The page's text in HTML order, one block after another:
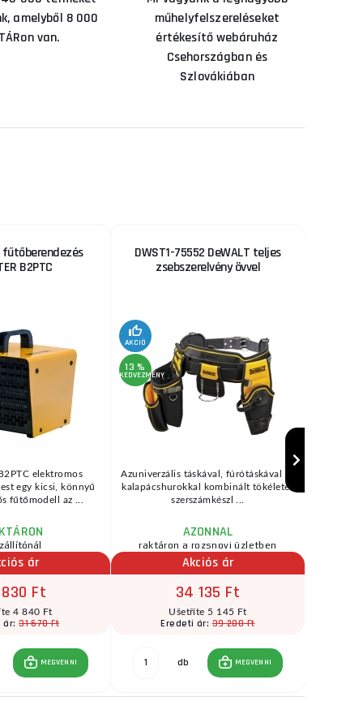
amelyből 8 000
van.
műhelyfelszereléseket
értékesítő webáruház
Csehországban és
Szlovákiában
fűtőberendezés
B2PTC
elektromos
egy kicsi, könnyű
fűtőmodell az ...
ár
Ft
4 840 Ft
ár:31 670 Ft
MEGVENNI
DWST1-75552 DeWALT teljes
zsebszerelvény övvel
AKCIÓ
13 %
KEDVEZMÉNY
Azuniverzális táskával, fúrótáskával és
kalapácshurokkal kombinált tökéletes
szerszámkészl ...
AZONNAL
raktáron a rozsnovi üzletben
Akciós ár
34 135 Ft
Ušetříte 5 145 Ft
Eredeti ár:39 280 Ft
db MEGVENNI